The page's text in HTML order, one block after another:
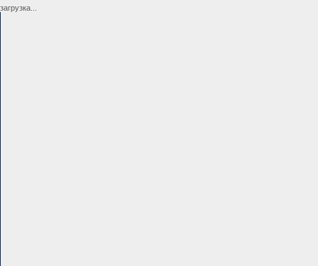
загрузка...